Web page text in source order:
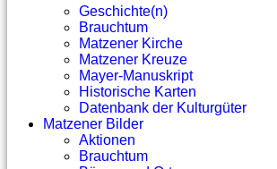
Geschichte(n)
Brauchtum
Matzener Kirche
Matzener Kreuze
Mayer-Manuskript
Historische Karten
Datenbank der Kulturgüter
Matzener Bilder
Aktionen
Brauchtum